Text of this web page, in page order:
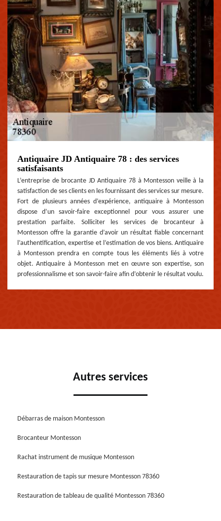
Antiquaire JD Antiquaire 78 : des services
satisfaisants
L’entreprise de brocante JD Antiquaire 78 à Montesson veille à la
satisfaction de ses clients en les fournissant des services sur mesure.
Fort de plusieurs années d’expérience, antiquaire à Montesson
dispose d’un savoir-faire exceptionnel pour vous assurer une
prestation parfaite. Solliciter les services de brocanteur à
Montesson offre la garantie d’avoir un résultat fiable concernant
l’authentification, expertise et l’estimation de vos biens. Antiquaire
à Montesson prendra en compte tous les éléments liés à votre
objet. Antiquaire à Montesson met en œuvre son expertise, son
professionnalisme et son savoir-faire afin d’obtenir le résultat voulu.
Autres services
Débarras de maison Montesson
Brocanteur Montesson
Rachat instrument de musique Montesson
Restauration de tapis sur mesure Montesson 78360
Restauration de tableau de qualité Montesson 78360